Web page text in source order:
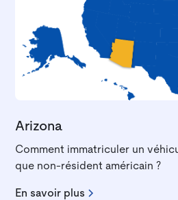
Arizona
Comment immatriculer un
que non-résident américain ?
En savoir plus